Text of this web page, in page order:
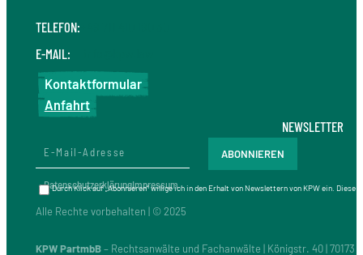
TELEFON:
E-MAIL:
Kontaktformular
Anfahrt
DatenschutzerklärungImpressum
Alle Rechte vorbehalten | © 2025
KPW PartmbB– Rechtsanwälte und Fachanwälte | Königstr. 40 | 70173
NEWSLETTER
Durch Klick auf „Abonnieren“ willige ich in den Erhalt von Newslettern von KPW ein.